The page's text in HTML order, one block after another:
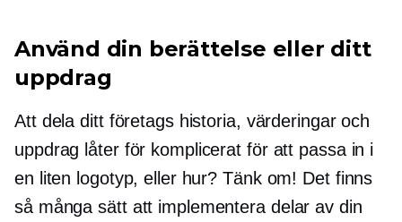
Använd din berättelse eller ditt
uppdrag
Att dela ditt företags historia, värderingar och
uppdrag låter för komplicerat för att passa in i
en liten logotyp, eller hur? Tänk om! Det finns
så många sätt att implementera delar av din